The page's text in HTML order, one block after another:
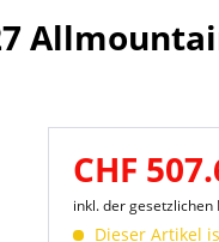
CHF
inkl. der gesetzlichen
Dieser Artikel